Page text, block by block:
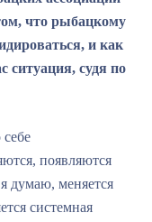
что рыбацкому
и как
ситуация, судя по
появляются
думаю, меняется
системная